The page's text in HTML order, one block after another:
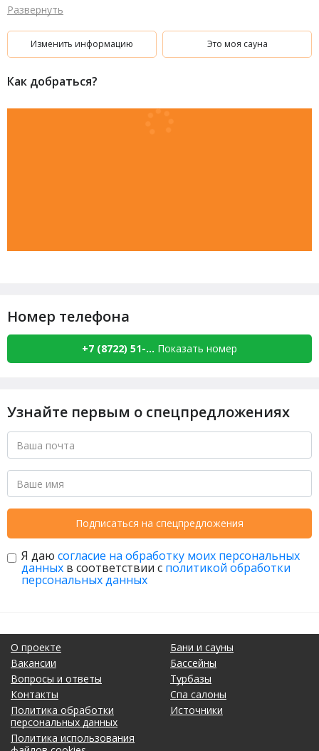
Развернуть
Изменить информацию Это моя сауна
Как добраться?
Номер телефона
+7 (8722) 51-... Показать номер
Узнайте первым о спецпредложениях
Подписаться на спецпредложения
Я даю согласие на обработку моих персональных
данных в соответствии с политикой обработки
персональных данных
О проекте
Вакансии
Вопросы и ответы
Контакты
Политика обработки
персональных данных
Политика использования
Бани и сауны
Бассейны
Турбазы
Спа салоны
Источники